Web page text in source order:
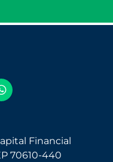
Financial
70610-440